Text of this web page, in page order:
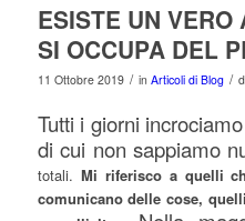
ESISTE UN VERO
SI OCCUPA DEL
11 Ottobre 2019 / in Articoli di Blog /
Tutti i giorni
di cui non sappiamo
totali. Mi riferisco a quelli
comunicano delle cose,